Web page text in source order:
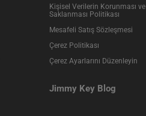
Kişisel Verilerin Korunması ve
Saklanması Politikası
Mesafeli Satış Sözleşmesi
Çerez Politikası
Çerez Ayarlarını Düzenleyin
Jimmy Key Blog